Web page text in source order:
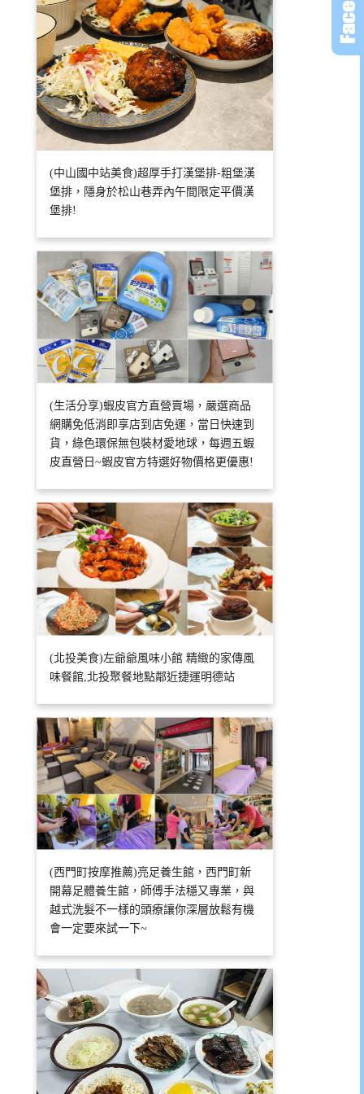
(中山國中站美食)超厚手打漢堡排-粗堡漢
堡排，隱身於松山巷弄內午間限定平價漢
堡排!
(生活分享)蝦皮官方直營賣場，嚴選商品
網購免低消即享店到店免運，當日快速到
貨，綠色環保無包裝材愛地球，每週五蝦
皮直營日~蝦皮官方特選好物價格更優惠!
(北投美食)左爺爺風味小館 精緻的家傳風
味餐館,北投聚餐地點鄰近捷運明德站
(西門町按摩推薦)亮足養生館，西門町新
開幕足體養生館，師傅手法穩又專業，與
越式洗髮不一樣的頭療讓你深層放鬆有機
會一定要來試一下~